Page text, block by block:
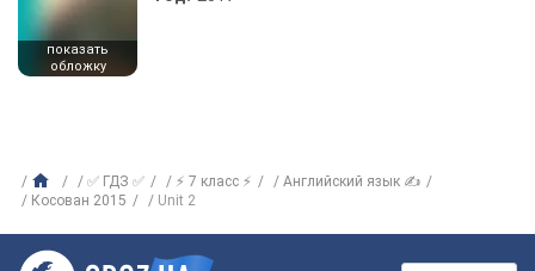
показать
обложку
✅ ГДЗ ✅ ⚡ 7 класс ⚡
Английский язык ✍
Косован 2015
Unit 2